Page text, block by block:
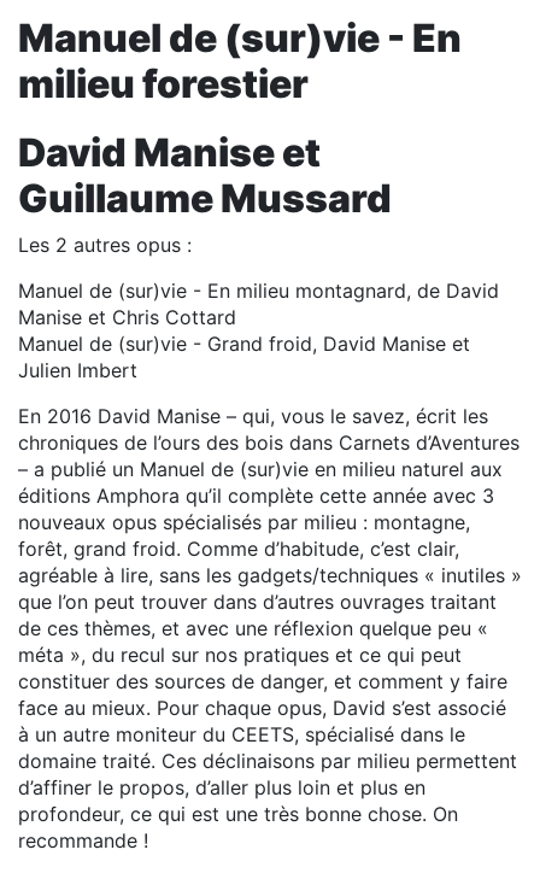
Manuel de (sur)vie - En
milieu forestier
David Manise et
Guillaume Mussard
Les 2 autres opus :
Manuel de (sur)vie - En milieu montagnard, de David
Manise et Chris Cottard
Manuel de (sur)vie - Grand froid, David Manise et
Julien Imbert
En 2016 David Manise – qui, vous le savez, écrit les
chroniques de l’ours des bois dans Carnets d’Aventures
– a publié un Manuel de (sur)vie en milieu naturel aux
éditions Amphora qu’il complète cette année avec 3
nouveaux opus spécialisés par milieu : montagne,
forêt, grand froid. Comme d’habitude, c’est clair,
agréable à lire, sans les gadgets/techniques « inutiles »
que l’on peut trouver dans d’autres ouvrages traitant
de ces thèmes, et avec une réflexion quelque peu «
méta », du recul sur nos pratiques et ce qui peut
constituer des sources de danger, et comment y faire
face au mieux. Pour chaque opus, David s’est associé
à un autre moniteur du CEETS, spécialisé dans le
domaine traité. Ces déclinaisons par milieu permettent
d’affiner le propos, d’aller plus loin et plus en
profondeur, ce qui est une très bonne chose. On
recommande !